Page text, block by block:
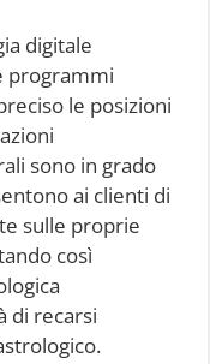
digitale
programmi
le posizioni
sono in grado
ai clienti di
sulle proprie
così
di recarsi